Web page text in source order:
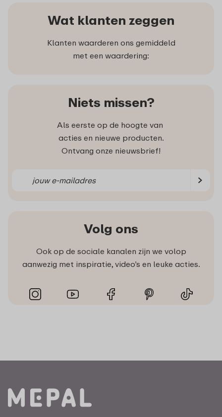
Wat klanten zeggen
Klanten waarderen ons gemiddeld
met een waardering:
Niets missen?
Als eerste op de hoogte van
acties en nieuwe producten.
Ontvang onze nieuwsbrief!
Volg ons
Ook op de sociale kanalen zijn we volop
aanwezig met inspiratie, video’s en leuke acties.